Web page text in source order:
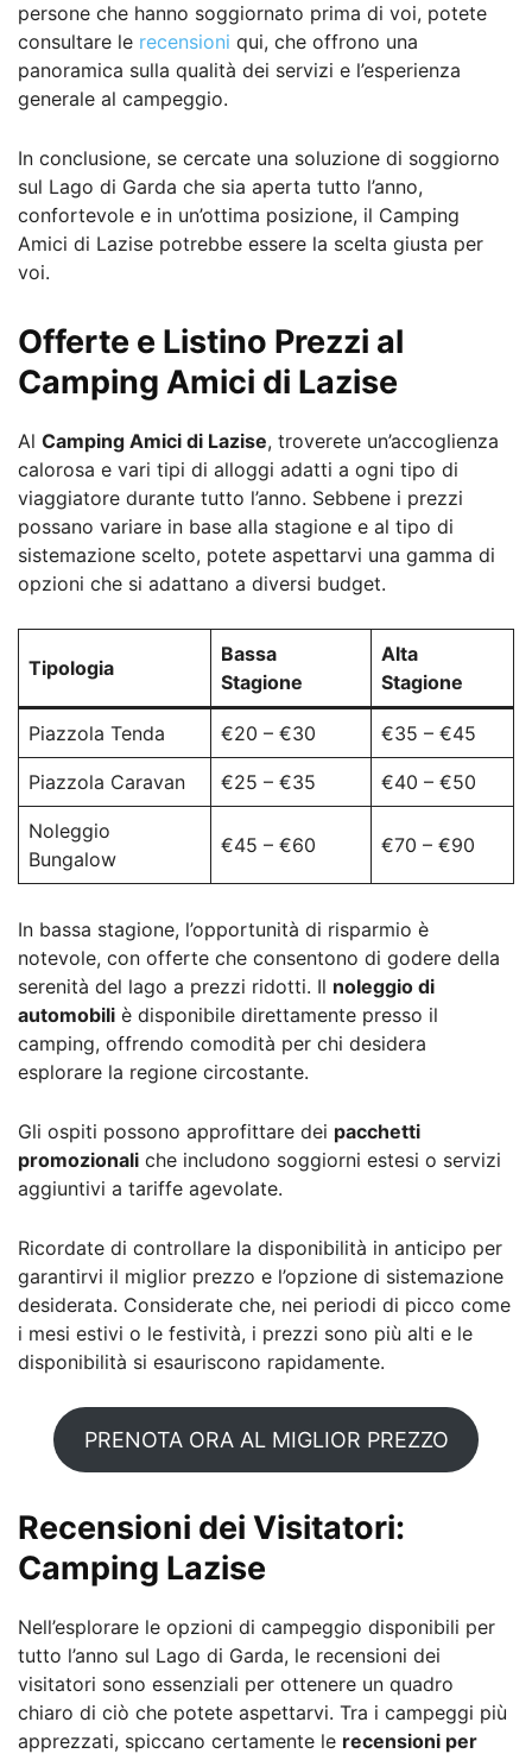
persone che hanno soggiornato prima di voi, potete
consultare le recensioni qui, che offrono una
panoramica sulla qualità dei servizi e l’esperienza
generale al campeggio.
In conclusione, se cercate una soluzione di soggiorno
sul Lago di Garda che sia aperta tutto l’anno,
confortevole e in un’ottima posizione, il Camping
Amici di Lazise potrebbe essere la scelta giusta per
voi.
Offerte e Listino Prezzi al
Camping Amici di Lazise
Al Camping Amici di Lazise, troverete un’accoglienza
calorosa e vari tipi di alloggi adatti a ogni tipo di
viaggiatore durante tutto l’anno. Sebbene i prezzi
possano variare in base alla stagione e al tipo di
sistemazione scelto, potete aspettarvi una gamma di
opzioni che si adattano a diversi budget.
Tipologia
Bassa
Stagione
Alta
Stagione
Piazzola Tenda €20 – €30 €35 – €45
Piazzola Caravan €25 – €35 €40 – €50
Noleggio
Bungalow
€45 – €60 €70 – €90
In bassa stagione, l’opportunità di risparmio è
notevole, con offerte che consentono di godere della
serenità del lago a prezzi ridotti. Il noleggio di
automobili è disponibile direttamente presso il
camping, offrendo comodità per chi desidera
esplorare la regione circostante.
Gli ospiti possono approfittare dei pacchetti
promozionali che includono soggiorni estesi o servizi
aggiuntivi a tariffe agevolate.
Ricordate di controllare la disponibilità in anticipo per
garantirvi il miglior prezzo e l’opzione di sistemazione
desiderata. Considerate che, nei periodi di picco come
i mesi estivi o le festività, i prezzi sono più alti e le
disponibilità si esauriscono rapidamente.
PRENOTA ORA AL MIGLIOR PREZZO
Recensioni dei Visitatori:
Camping Lazise
Nell’esplorare le opzioni di campeggio disponibili per
tutto l’anno sul Lago di Garda, le recensioni dei
visitatori sono essenziali per ottenere un quadro
chiaro di ciò che potete aspettarvi. Tra i campeggi più
apprezzati, spiccano certamente le recensioni per